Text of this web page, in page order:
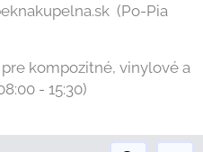
(Po-Pia
kompozitné, vinylové a
- 15:30)